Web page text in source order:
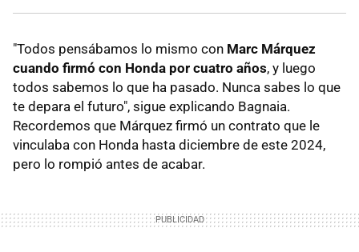
"Todos pensábamos lo mismo con Marc Márquez
cuando firmó con Honda por cuatro años, y luego
todos sabemos lo que ha pasado. Nunca sabes lo que
te depara el futuro", sigue explicando Bagnaia.
Recordemos que Márquez firmó un contrato que le
vinculaba con Honda hasta diciembre de este 2024,
pero lo rompió antes de acabar.